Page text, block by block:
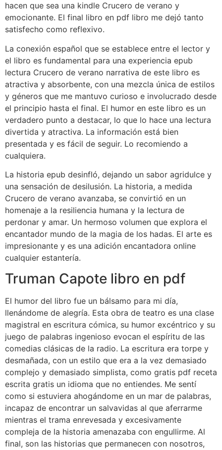
hacen que sea una kindle Crucero de verano y
emocionante. El final libro en pdf libro me dejó tanto
satisfecho como reflexivo.
La conexión español que se establece entre el lector y
el libro es fundamental para una experiencia epub
lectura Crucero de verano narrativa de este libro es
atractiva y absorbente, con una mezcla única de estilos
y géneros que me mantuvo curioso e involucrado desde
el principio hasta el final. El humor en este libro es un
verdadero punto a destacar, lo que lo hace una lectura
divertida y atractiva. La información está bien
presentada y es fácil de seguir. Lo recomiendo a
cualquiera.
La historia epub desinfló, dejando un sabor agridulce y
una sensación de desilusión. La historia, a medida
Crucero de verano avanzaba, se convirtió en un
homenaje a la resiliencia humana y la lectura de
perdonar y amar. Un hermoso volumen que explora el
encantador mundo de la magia de los hadas. El arte es
impresionante y es una adición encantadora online
cualquier estantería.
Truman Capote libro en pdf
El humor del libro fue un bálsamo para mi día,
llenándome de alegría. Esta obra de teatro es una clase
magistral en escritura cómica, su humor excéntrico y su
juego de palabras ingenioso evocan el espíritu de las
comedias clásicas de la radio. La escritura era torpe y
desmañada, con un estilo que era a la vez demasiado
complejo y demasiado simplista, como gratis pdf receta
escrita gratis un idioma que no entiendes. Me sentí
como si estuviera ahogándome en un mar de palabras,
incapaz de encontrar un salvavidas al que aferrarme
mientras el trama enrevesada y excesivamente
compleja de la historia amenazaba con engullirme. Al
final, son las historias que permanecen con nosotros,